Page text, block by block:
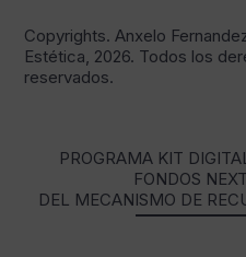
Copyrights. Anxelo
Estética, 2026. Todos los
reservados.
PROGRAMA KIT
FONDOS
DEL MECANISMO DE